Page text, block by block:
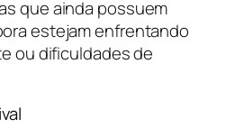
que ainda possuem
estejam enfrentando
ou dificuldades de